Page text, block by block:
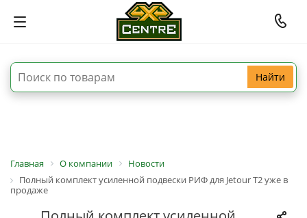
Найти
Главная О компании
Новости
Полный комплект усиленной подвески РИФ для Jetour T2 уже в
продаже